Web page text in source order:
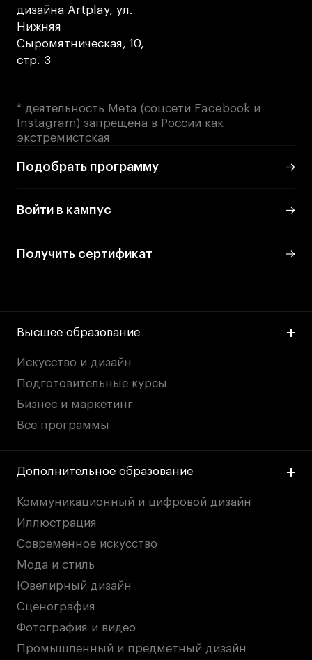
дизайна Artplay, ул.
Нижняя
Сыромятническая, 10,
стр. 3
* деятельность Meta (соцсети Facebook и
Instagram) запрещена в России как
экстремистская
Подобрать программу
Войти в кампус
Получить сертификат
Высшее образование
Искусство и дизайн
Подготовительные курсы
Бизнес и маркетинг
Все программы
Дополнительное образование
Коммуникационный и цифровой дизайн
Иллюстрация
Современное искусство
Мода и стиль
Ювелирный дизайн
Сценография
Фотография и видео
Промышленный и предметный дизайн